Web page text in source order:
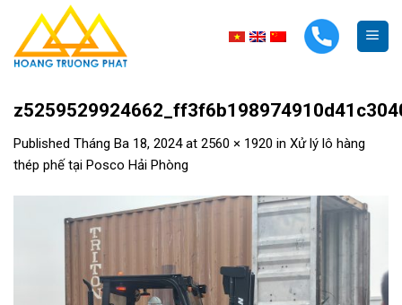
content
Published Tháng Ba 18, 2024at 2560 × 1920 in Xử lý lô hàng
thép phế tại Posco Hải Phòng